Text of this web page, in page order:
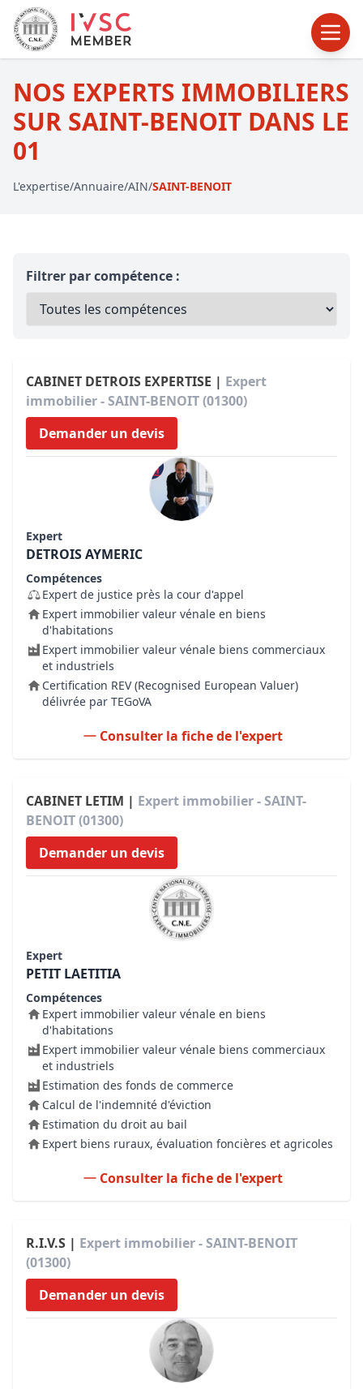
NOS EXPERTS IMMOBILIERS
SUR SAINT-BENOIT DANS LE
01
L'expertise/Annuaire/AIN/SAINT-BENOIT
Filtrer par compétence :
CABINET DETROIS EXPERTISE | Expert
immobilier - SAINT-BENOIT (01300)
Demander un devis
Expert
DETROIS AYMERIC
Compétences
Expert de justice près la cour d'appel
Expert immobilier valeur vénale en biens
d'habitations
Expert immobilier valeur vénale biens commerciaux
et industriels
Certification REV (Recognised European Valuer)
délivrée par TEGoVA
Consulter la fiche de l'expert
CABINET LETIM | Expert immobilier - SAINT-
BENOIT (01300)
Demander un devis
Expert
PETIT LAETITIA
Compétences
Expert immobilier valeur vénale en biens
d'habitations
Expert immobilier valeur vénale biens commerciaux
et industriels
Estimation des fonds de commerce
Calcul de l'indemnité d'éviction
Estimation du droit au bail
Expert biens ruraux, évaluation foncières et agricoles
Consulter la fiche de l'expert
R.I.V.S | Expert immobilier - SAINT-BENOIT
(01300)
Demander un devis